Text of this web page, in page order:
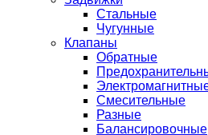
Стальные
Чугунные
Клапаны
Обратные
Смесительные
Разные
Балансировочные